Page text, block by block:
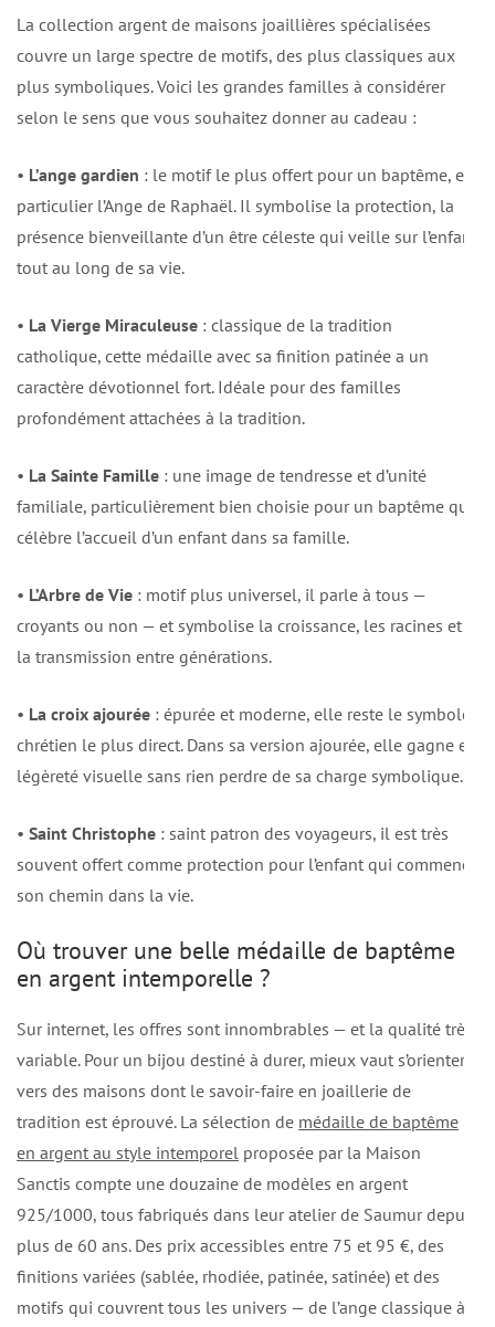
La collection argent de maisons joaillières spécialisées
couvre un large spectre de motifs, des plus classiques aux
plus symboliques. Voici les grandes familles à considérer
selon le sens que vous souhaitez donner au cadeau :
• L’ange gardien : le motif le plus offert pour un baptême, en
particulier l’Ange de Raphaël. Il symbolise la protection, la
présence bienveillante d’un être céleste qui veille sur l’enfant
tout au long de sa vie.
• La Vierge Miraculeuse : classique de la tradition
catholique, cette médaille avec sa finition patinée a un
caractère dévotionnel fort. Idéale pour des familles
profondément attachées à la tradition.
• La Sainte Famille : une image de tendresse et d’unité
familiale, particulièrement bien choisie pour un baptême qui
célèbre l’accueil d’un enfant dans sa famille.
• L’Arbre de Vie : motif plus universel, il parle à tous —
croyants ou non — et symbolise la croissance, les racines et
la transmission entre générations.
• La croix ajourée : épurée et moderne, elle reste le symbole
chrétien le plus direct. Dans sa version ajourée, elle gagne en
légèreté visuelle sans rien perdre de sa charge symbolique.
• Saint Christophe : saint patron des voyageurs, il est très
souvent offert comme protection pour l’enfant qui commence
son chemin dans la vie.
Où trouver une belle médaille de baptême
en argent intemporelle ?
Sur internet, les offres sont innombrables — et la qualité très
variable. Pour un bijou destiné à durer, mieux vaut s’orienter
vers des maisons dont le savoir-faire en joaillerie de
tradition est éprouvé. La sélection de médaille de baptême
en argent au style intemporel proposée par la Maison
Sanctis compte une douzaine de modèles en argent
925/1000, tous fabriqués dans leur atelier de Saumur depuis
plus de 60 ans. Des prix accessibles entre 75 et 95 €, des
finitions variées (sablée, rhodiée, patinée, satinée) et des
motifs qui couvrent tous les univers — de l’ange classique à